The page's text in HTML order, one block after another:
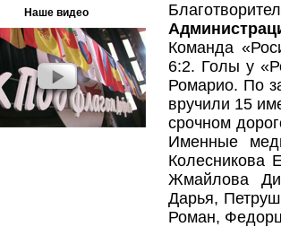
Наше видео
Команда
6:2. Голы у
Ромарио. По
вручили 15
срочном
Именные
Колесникова
Жмайлова
Дарья,
Роман,